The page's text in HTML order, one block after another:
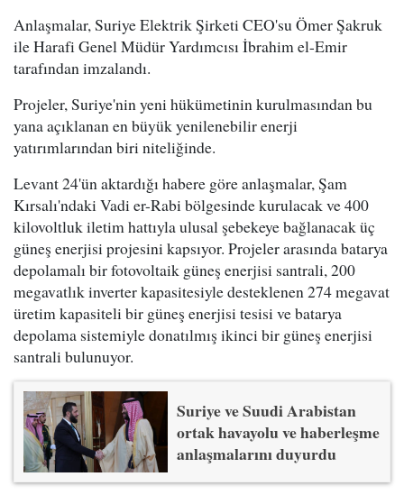
Anlaşmalar, Suriye Elektrik Şirketi CEO'su Ömer Şakruk
ile Harafi Genel Müdür Yardımcısı İbrahim el-Emir
tarafından imzalandı.
Projeler, Suriye'nin yeni hükümetinin kurulmasından bu
yana açıklanan en büyük yenilenebilir enerji
yatırımlarından biri niteliğinde.
Levant 24'ün aktardığı habere göre anlaşmalar, Şam
Kırsalı'ndaki Vadi er-Rabi bölgesinde kurulacak ve 400
kilovoltluk iletim hattıyla ulusal şebekeye bağlanacak üç
güneş enerjisi projesini kapsıyor. Projeler arasında batarya
depolamalı bir fotovoltaik güneş enerjisi santrali, 200
megavatlık inverter kapasitesiyle desteklenen 274 megavat
üretim kapasiteli bir güneş enerjisi tesisi ve batarya
depolama sistemiyle donatılmış ikinci bir güneş enerjisi
santrali bulunuyor.
Suriye ve Suudi Arabistan
ortak havayolu ve haberleşme
anlaşmalarını duyurdu